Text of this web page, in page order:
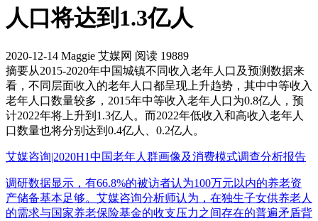
人口将达到1.3亿人
2020-12-14 Maggie 艾媒网 阅读 19889
摘要从2015-2020年中国城镇不同收入老年人口及预测数据来
看，不同层面收入的老年人口都呈现上升趋势，其中中等收入
老年人口数量较多，2015年中等收入老年人口为0.8亿人，预
计2022年将上升到1.3亿人。而2022年低收入和高收入老年人
口数量也将分别达到0.4亿人、0.2亿人。
艾媒咨询|2020H1中国老年人群画像及消费模式调查分析报告
调研数据显示，有66.8%的被访者认为100万元以内的养老资
产储备基本足够。艾媒咨询分析师认为，在独生子女供养老人
的需求与国家养老保险基金的收支压力之间存在的普遍矛盾背